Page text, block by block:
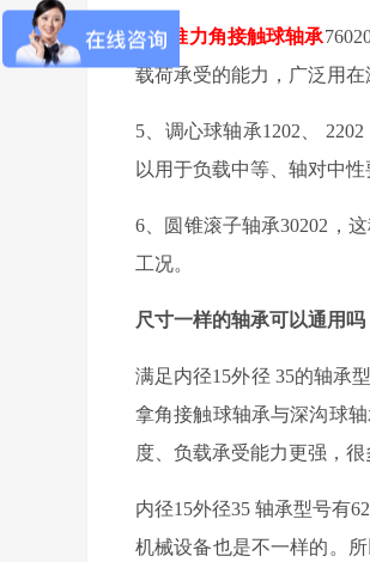
4、 推力角接触球轴承
载荷承受的能力，广泛用在
5 、调心球轴承1202 2202
以用于负载中等、轴对中性
6 、圆锥滚子轴承30202 ，
工况。
尺寸一样的轴承可以通用吗
满足内径15外径 35的轴承
拿角接触球轴承与深沟球
度、负载承受能力更强，
内径15外径35 轴承型号有
机械设备也是不一样的。